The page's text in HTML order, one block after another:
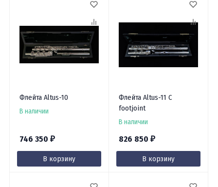
Флейта Altus-10
В наличии
746 350 ₽
В корзину
Флейта Altus-11 C
footjoint
В наличии
826 850 ₽
В корзину